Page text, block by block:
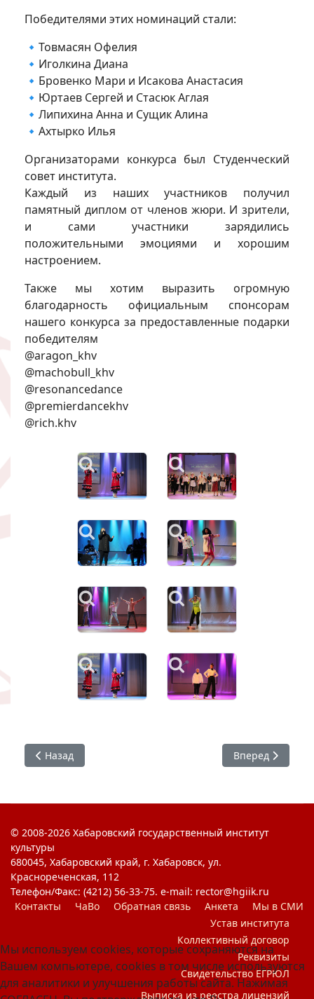
Победителями этих номинаций стали:
🔹Товмасян Офелия
🔹Иголкина Диана
🔹Бровенко Мари и Исакова Анастасия
🔹Юртаев Сергей и Стасюк Аглая
🔹Липихина Анна и Сущик Алина
🔹Ахтырко Илья
Организаторами конкурса был Студенческий
совет института.
Каждый из наших участников получил
памятный диплом от членов жюри. И зрители,
и сами участники зарядились
положительными эмоциями и хорошим
настроением.
Также мы хотим выразить огромную
благодарность официальным спонсорам
нашего конкурса за предоставленные подарки
победителям
@aragon_khv
@machobull_khv
@resonancedance
@premierdancekhv
@rich.khv
Предыдущий: Межрегиональный форум "Skill Up"
Назад Следующий:
Вперед
© 2008-2026 Хабаровский государственный институт
культуры
680045, Хабаровский край, г. Хабаровск, ул.
Краснореченская, 112
Телефон/Факс: (4212) 56-33-75. e-mail: rector@hgiik.ru
Контакты
ЧаВо Обратная связь Анкета
Мы в СМИ
Устав института
Коллективный договор
Реквизиты
Свидетельство ЕГРЮЛ
Выписка из реестра лицензий
Мы используем cookies, которые сохраняются на
Вашем компьютере, cookies в том числе используются
для аналитики и улучшения работы сайта. Нажимая